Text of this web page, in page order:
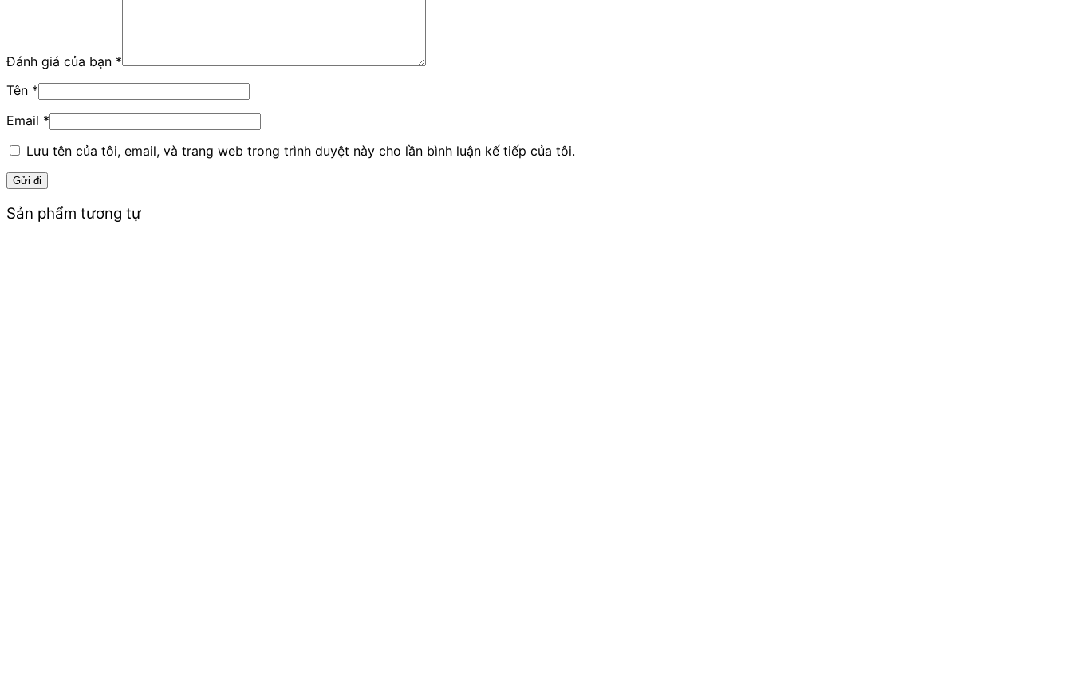
Đánh giá của bạn *
Tên *
Email *
Lưu tên của tôi, email, và trang web trong trình duyệt này cho lần bình luận kế tiếp của tôi.
Sản phẩm tương tự